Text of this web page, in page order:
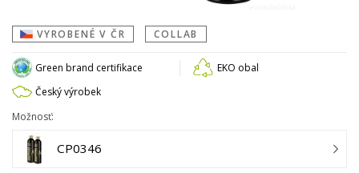
VYROBENÉ V ČR COLLAB
Green brand certifikace
EKO obal
Český výrobek
Možnosť:
CP0346